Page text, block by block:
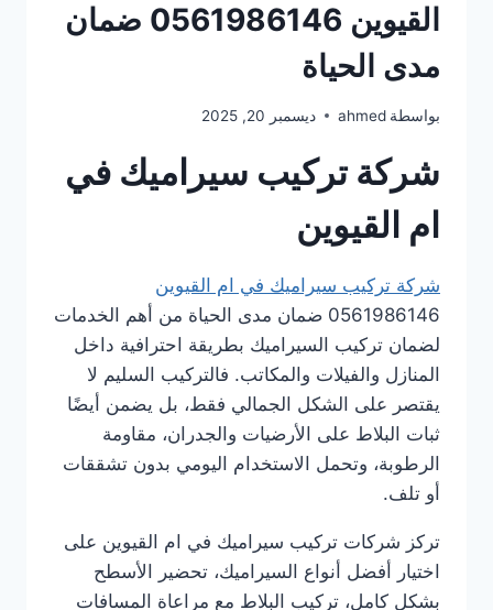
القيوين 0561986146 ضمان
مدى الحياة
بواسطة ahmed ديسمبر 20, 2025
شركة تركيب سيراميك في
ام القيوين
شركة تركيب سيراميك في ام القيوين
0561986146 ضمان مدى الحياة من أهم الخدمات
لضمان تركيب السيراميك بطريقة احترافية داخل
المنازل والفيلات والمكاتب. فالتركيب السليم لا
يقتصر على الشكل الجمالي فقط، بل يضمن أيضًا
ثبات البلاط على الأرضيات والجدران، مقاومة
الرطوبة، وتحمل الاستخدام اليومي بدون تشققات
أو تلف.
تركز شركات تركيب سيراميك في ام القيوين على
اختيار أفضل أنواع السيراميك، تحضير الأسطح
بشكل كامل، تركيب البلاط مع مراعاة المسافات